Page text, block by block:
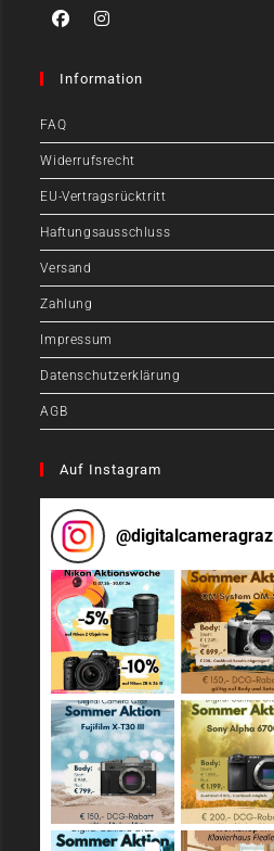
Information
FAQ
Widerrufsrecht
EU-Vertragsrücktritt
Haftungsausschluss
Versand
Zahlung
Impressum
Datenschutzerklärung
AGB
Auf Instagram
@digitalcameragraz